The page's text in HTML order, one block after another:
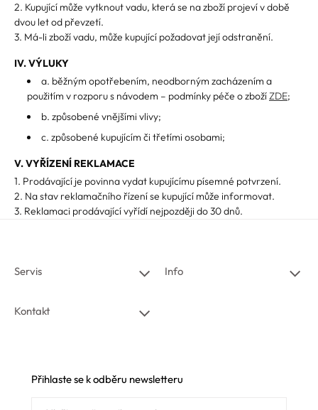
2. Kupující může vytknout vadu, která se na zboží projeví v době
dvou let od převzetí.
3. Má-li zboží vadu, může kupující požadovat její odstranění.
IV. VÝLUKY
a. běžným opotřebením, neodborným zacházením a
použitím v rozporu s návodem – podmínky péče o zbožíZDE;
b. způsobené vnějšími vlivy;
c. způsobené kupujícím či třetími osobami;
V. VYŘÍZENÍ REKLAMACE
1. Prodávající je povinna vydat kupujícímu písemné potvrzení.
2. Na stav reklamačního řízení se kupující může informovat.
3. Reklamaci prodávající vyřídí nejpozději do 30 dnů.
Servis Info
Kontakt
Přihlaste se k odběru newsletteru